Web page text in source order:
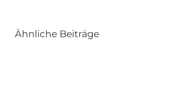
Ähnliche Beiträge